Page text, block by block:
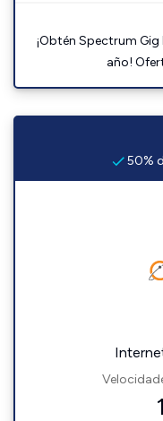
¡Obtén Spectrum
año!
50%